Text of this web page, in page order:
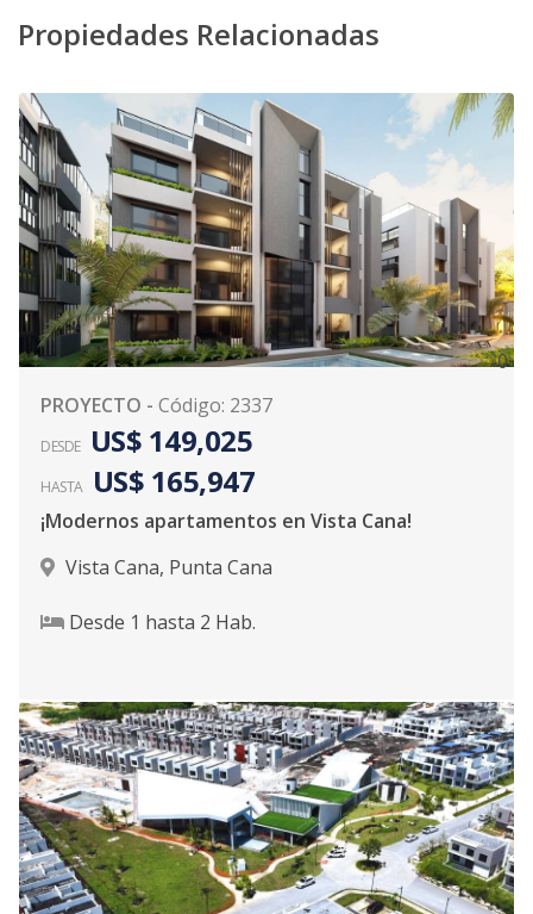
Propiedades Relacionadas
0
PROYECTO - Código: 2337
DESDE US$ 149,025
HASTA US$ 165,947
¡Modernos apartamentos en Vista Cana!
Vista Cana, Punta Cana
Desde 1 hasta 2 Hab.